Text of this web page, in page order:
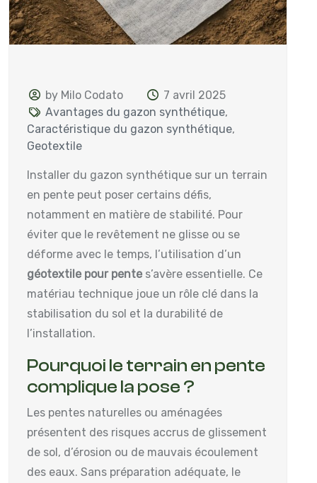
by Milo Codato
7 avril 2025
Avantages du gazon synthétique,
Caractéristique du gazon synthétique,
Geotextile
Installer du gazon synthétique sur un terrain
en pente peut poser certains défis,
notamment en matière de stabilité. Pour
éviter que le revêtement ne glisse ou se
déforme avec le temps, l’utilisation d’un
géotextile pour pente s’avère essentielle. Ce
matériau technique joue un rôle clé dans la
stabilisation du sol et la durabilité de
l’installation.
Pourquoi le terrain en pente
complique la pose ?
Les pentes naturelles ou aménagées
présentent des risques accrus de glissement
de sol, d’érosion ou de mauvais écoulement
des eaux. Sans préparation adéquate, le